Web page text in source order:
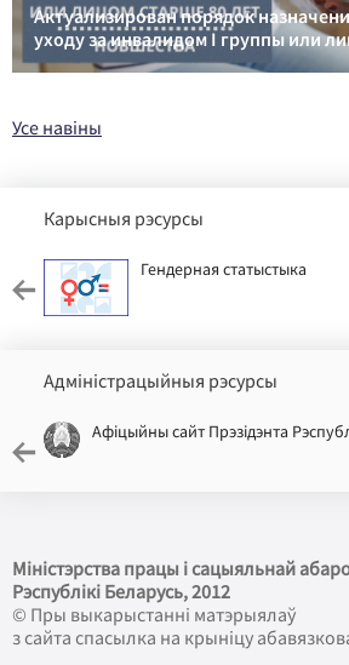
Актуализирован порядок
уходу за инвалидом I группы или
Усе навіны
Карысныя рэсурсы
Гендерная статыстыка
Адміністрацыйныя рэсурсы
Афіцыйны сайт Прэзідэнта
Міністэрства працы і сацыяльнай
Рэспублікі Беларусь, 2012
© Пры выкарыстанні матэрыялаў
з сайта спасылка на крыніцу